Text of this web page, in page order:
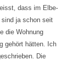
dass im Elbe-
sind ja schon seit
die Wohnung
gehört hätten. Ich
Die